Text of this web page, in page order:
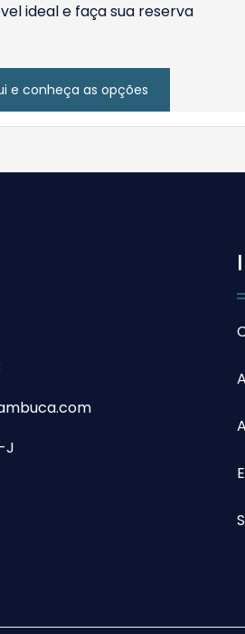
ideal e faça sua reserva
e conheça as opções
J